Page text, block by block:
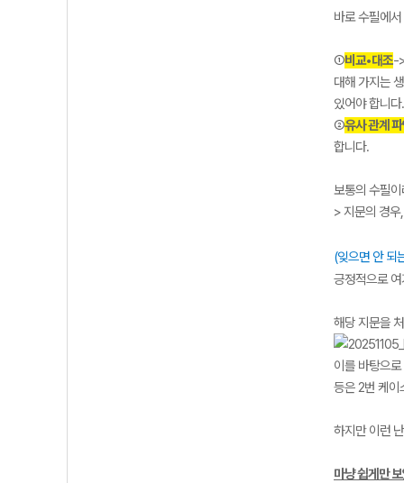
바로 수필에
①비교•대조-
대해 가지는
있어야 합니다.
②유사 관계
합니다.
보통의 수필
> 지문의 경
(잊으면 안 되
긍정적으로
해당 지문을
이를 바탕으
등은 2번 케이
하지만 이런
마냥 쉽게만